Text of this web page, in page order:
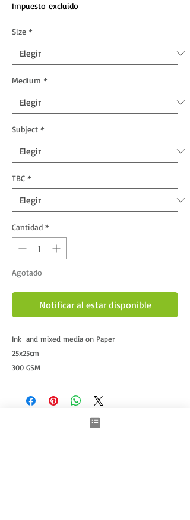
Impuesto excluido
Size *
Medium *
Subject *
TBC *
Cantidad *
Agotado
Notificar al estar disponible
Ink  and mixed media on Paper
25x25cm
300 GSM